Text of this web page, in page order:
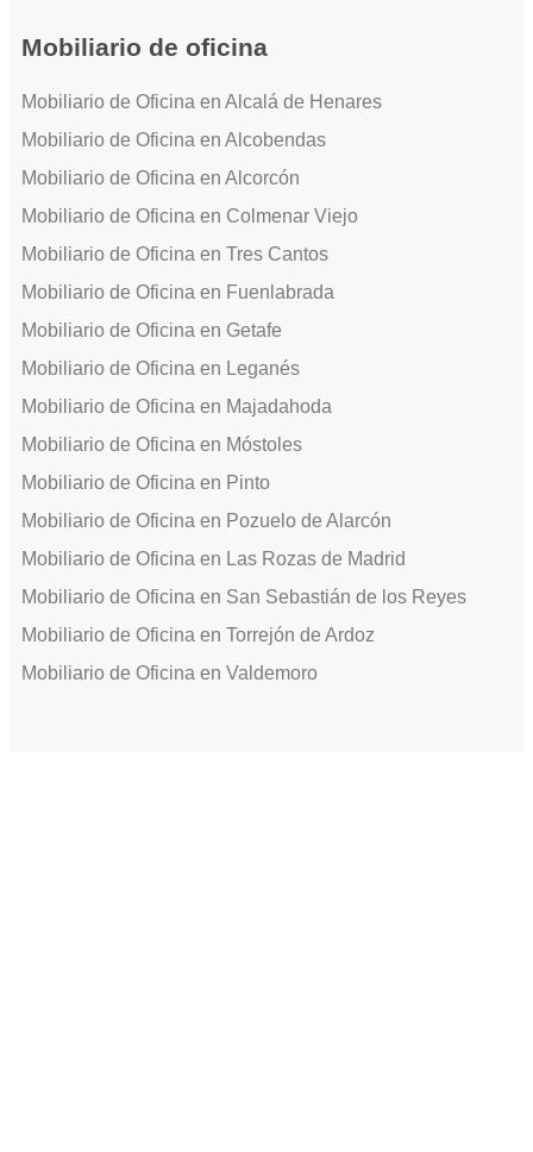
Mobiliario de oficina
Mobiliario de Oficina en Alcalá de Henares
Mobiliario de Oficina en Alcobendas
Mobiliario de Oficina en Alcorcón
Mobiliario de Oficina en Colmenar Viejo
Mobiliario de Oficina en Tres Cantos
Mobiliario de Oficina en Fuenlabrada
Mobiliario de Oficina en Getafe
Mobiliario de Oficina en Leganés
Mobiliario de Oficina en Majadahoda
Mobiliario de Oficina en Móstoles
Mobiliario de Oficina en Pinto
Mobiliario de Oficina en Pozuelo de Alarcón
Mobiliario de Oficina en Las Rozas de Madrid
Mobiliario de Oficina en San Sebastián de los Reyes
Mobiliario de Oficina en Torrejón de Ardoz
Mobiliario de Oficina en Valdemoro